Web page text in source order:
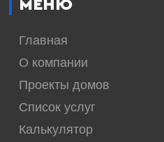
МЕНЮ
Главная
О компании
Проекты домов
Список услуг
Калькулятор